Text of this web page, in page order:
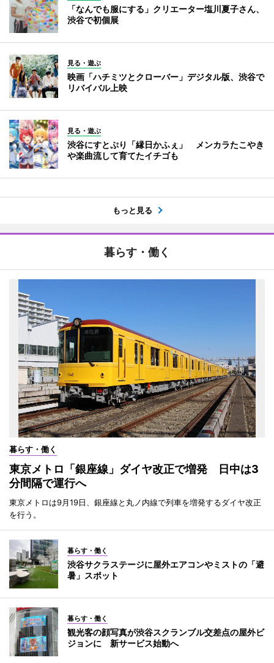
「なんでも服にする」クリエーター塩川夏子さん、
渋谷で初個展
見る・遊ぶ
映画「ハチミツとクローバー」デジタル版、渋谷で
リバイバル上映
見る・遊ぶ
渋谷にすとぷり「縁日かふぇ」 メンカラたこやき
や楽曲流して育てたイチゴも
もっと見る
暮らす・働く
暮らす・働く
東京メトロ「銀座線」ダイヤ改正で増発 日中は3
分間隔で運行へ
東京メトロは9月19日、銀座線と丸ノ内線で列車を増発するダイヤ改正
を行う。
暮らす・働く
渋谷サクラステージに屋外エアコンやミストの「避
暑」スポット
暮らす・働く
観光客の顔写真が渋谷スクランブル交差点の屋外ビ
ジョンに 新サービス始動へ